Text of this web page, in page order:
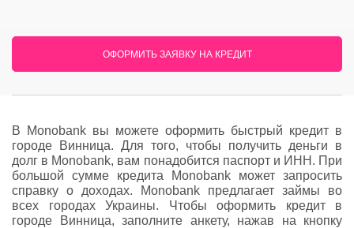
ОФОРМИТЬ ЗАЯВКУ НА КРЕДИТ
В Monobank вы можете оформить быстрый кредит в
городе Винница. Для того, чтобы получить деньги в
долг в Monobank, вам понадобится паспорт и ИНН. При
большой сумме кредита Monobank может запросить
справку о доходах. Monobank предлагает займы во
всех городах Украины. Чтобы оформить кредит в
городе Винница, заполните анкету, нажав на кнопку